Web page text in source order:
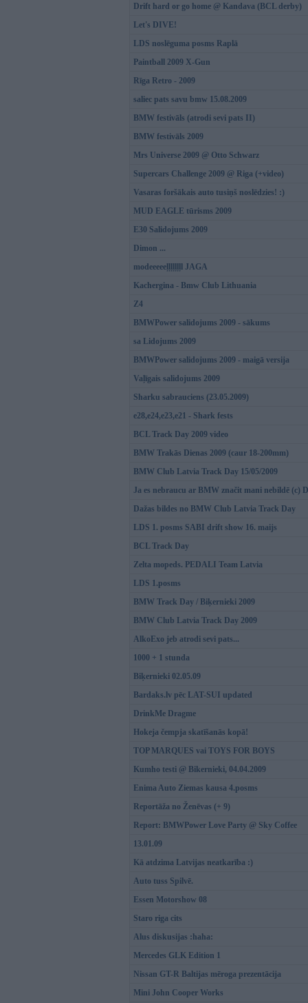
Drift hard or go home @ Kandava (BCL derby)
Let's DIVE!
LDS noslēguma posms Raplā
Paintball 2009 X-Gun
Rīga Retro - 2009
saliec pats savu bmw 15.08.2009
BMW festivāls (atrodi sevi pats II)
BMW festivāls 2009
Mrs Universe 2009 @ Otto Schwarz
Supercars Challenge 2009 @ Riga (+video)
Vasaras foršākais auto tusiņš noslēdzies! :)
MUD EAGLE tūrisms 2009
E30 Salidojums 2009
Dimon ...
modeeeeeļļļļļļļl JAGA
Kachergina - Bmw Club Lithuania
Z4
BMWPower salidojums 2009 - sākums
sa Lidojums 2009
BMWPower salidojums 2009 - maigā versija
Vaļīgais salidojums 2009
Sharku sabrauciens (23.05.2009)
e28,e24,e23,e21 - Shark fests
BCL Track Day 2009 video
BMW Trakās Dienas 2009 (caur 18-200mm)
BMW Club Latvia Track Day 15/05/2009
Ja es nebraucu ar BMW značit mani nebildē (c)
Dažas bildes no BMW Club Latvia Track Day
LDS 1. posms SABI drift show 16. maijs
BCL Track Day
Zelta mopeds. PEDALI Team Latvia
LDS 1.posms
BMW Track Day / Biķernieki 2009
BMW Club Latvia Track Day 2009
AlkoExo jeb atrodi sevi pats...
1000 + 1 stunda
Biķernieki 02.05.09
Bardaks.lv pēc LAT-SUI updated
DrinkMe Dragme
Hokeja čempja skatīšanās kopā!
TOP MARQUES vai TOYS FOR BOYS
Kumho testi @ Bikernieki, 04.04.2009
Enima Auto Ziemas kausa 4.posms
Reportāža no Ženēvas (+ 9)
Report: BMWPower Love Party @ Sky Coffee
13.01.09
Kā atdzima Latvijas neatkarība :)
Auto tuss Spilvē.
Essen Motorshow 08
Staro riga cits
Alus diskusijas :haha:
Mercedes GLK Edition 1
Nissan GT-R Baltijas mēroga prezentācija
Mini John Cooper Works